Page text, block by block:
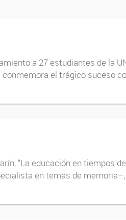
a 27 estudiantes de la
el trágico suceso
“La educación en tiempos
en temas de